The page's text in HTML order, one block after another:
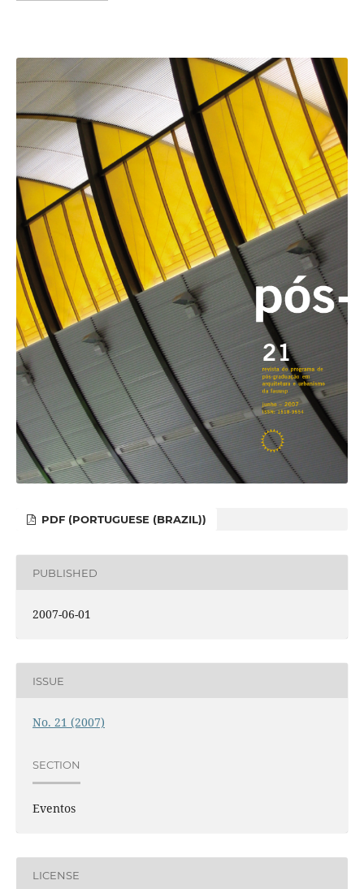
PDF (PORTUGUESE (BRAZIL))
PUBLISHED
2007-06-01
ISSUE
No. 21 (2007)
SECTION
Eventos
LICENSE